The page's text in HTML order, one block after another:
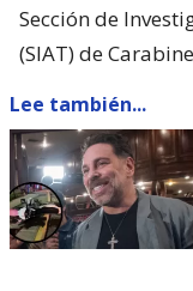
Sección de
(SIAT) de
Lee también...